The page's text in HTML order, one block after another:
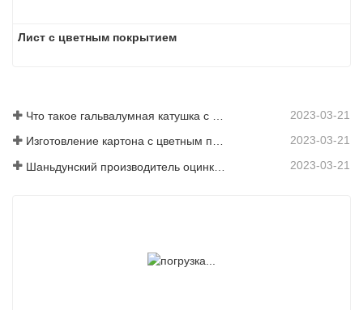
Лист с цветным покрытием
2023-03-21
Изготовление картона с цветным покрытием: картон с цветным покрытием «Снежинка» для украшения правильно скатывается с производственной линии 2023-03-21
2023-03-21